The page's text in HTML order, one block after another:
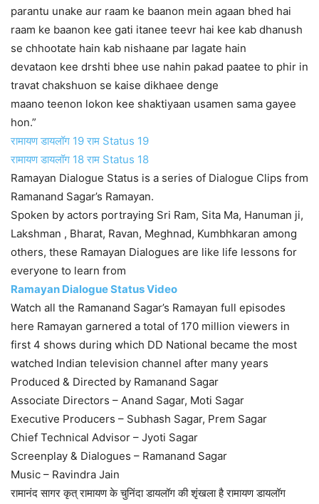
parantu unake aur raam ke baanon mein agaan bhed hai
raam ke baanon kee gati itanee teevr hai kee kab dhanush
se chhootate hain kab nishaane par lagate hain
devataon kee drshti bhee use nahin pakad paatee to phir in
travat chakshuon se kaise dikhaee denge
maano teenon lokon kee shaktiyaan usamen sama gayee
hon.”
रामायण डायलॉग 19 राम Status 19
रामायण डायलॉग 18 राम Status 18
Ramayan Dialogue Status is a series of Dialogue Clips from
Ramanand Sagar’s Ramayan.
Spoken by actors portraying Sri Ram, Sita Ma, Hanuman ji,
Lakshman , Bharat, Ravan, Meghnad, Kumbhkaran among
others, these Ramayan Dialogues are like life lessons for
everyone to learn from
Ramayan Dialogue Status Video
Watch all the Ramanand Sagar’s Ramayan full episodes
here Ramayan garnered a total of 170 million viewers in
first 4 shows during which DD National became the most
watched Indian television channel after many years
Produced & Directed by Ramanand Sagar
Associate Directors – Anand Sagar, Moti Sagar
Executive Producers – Subhash Sagar, Prem Sagar
Chief Technical Advisor – Jyoti Sagar
Screenplay & Dialogues – Ramanand Sagar
Music – Ravindra Jain
रामानंद सागर कृत् रामायण के चुनिंदा डायलॉग की शृंखला है रामायण डायलॉग